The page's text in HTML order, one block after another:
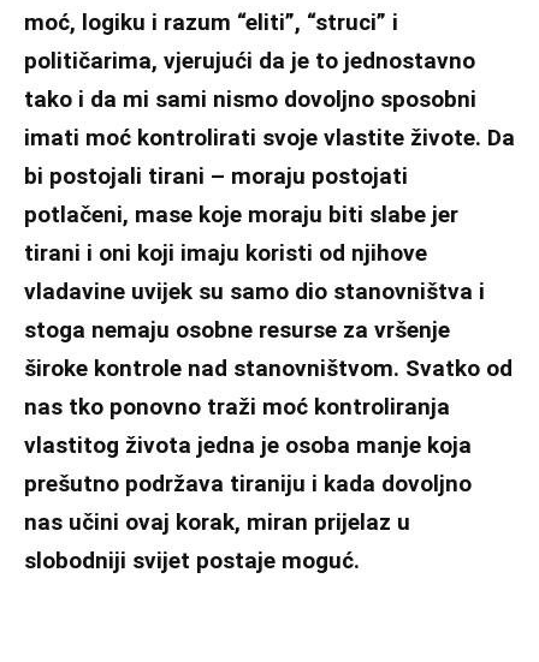
moć, logiku i razum “eliti”, “struci” i
političarima, vjerujući da je to jednostavno
tako i da mi sami nismo dovoljno sposobni
imati moć kontrolirati svoje vlastite živote. Da
bi postojali tirani – moraju postojati
potlačeni, mase koje moraju biti slabe jer
tirani i oni koji imaju koristi od njihove
vladavine uvijek su samo dio stanovništva i
stoga nemaju osobne resurse za vršenje
široke kontrole nad stanovništvom. Svatko od
nas tko ponovno traži moć kontroliranja
vlastitog života jedna je osoba manje koja
prešutno podržava tiraniju i kada dovoljno
nas učini ovaj korak, miran prijelaz u
slobodniji svijet postaje moguć.